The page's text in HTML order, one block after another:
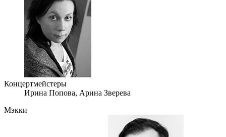
Концертмейстеры
Ирина Попова, Арина Зверева
Мэкки